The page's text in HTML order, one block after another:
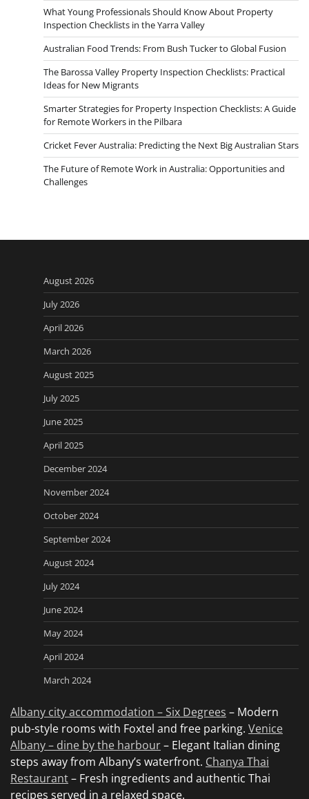
What Young Professionals Should Know About Property
Inspection Checklists in the Yarra Valley
Australian Food Trends: From Bush Tucker to Global Fusion
The Barossa Valley Property Inspection Checklists: Practical
Ideas for New Migrants
Smarter Strategies for Property Inspection Checklists: A Guide
for Remote Workers in the Pilbara
Cricket Fever Australia: Predicting the Next Big Australian Stars
The Future of Remote Work in Australia: Opportunities and
Challenges
August 2026
July 2026
April 2026
March 2026
August 2025
July 2025
June 2025
April 2025
December 2024
November 2024
October 2024
September 2024
August 2024
July 2024
June 2024
May 2024
April 2024
March 2024
Albany city accommodation – Six Degrees – Modern
pub-style rooms with Foxtel and free parking. Venice
Albany – dine by the harbour– Elegant Italian dining
steps away from Albany’s waterfront. Chanya Thai
Restaurant– Fresh ingredients and authentic Thai
recipes served in a relaxed space.